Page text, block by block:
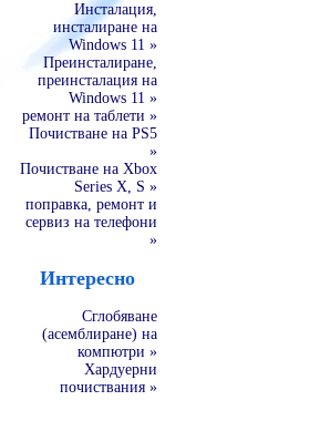
Инсталация,
инсталиране на
Windows 11 »
Преинсталиране,
преинсталация на
Windows 11 »
ремонт на таблети »
Почистване на PS5
»
Почистване на Xbox
Series X, S »
поправка, ремонт и
сервиз на телефони
»
Интересно
Сглобяване
(асемблиране) на
компютри »
Хардуерни
почиствания »